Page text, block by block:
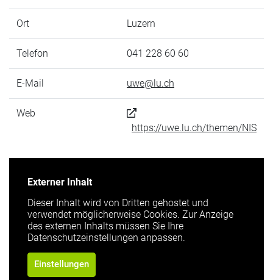
Ort Luzern
Telefon 041 228 60 60
E-Mail uwe@lu.ch
Web
https://uwe.lu.ch/themen/NIS
Externer Inhalt
Dieser Inhalt wird von Dritten gehostet und
verwendet möglicherweise Cookies. Zur Anzeige
des externen Inhalts müssen Sie Ihre
Datenschutzeinstellungen anpassen.
Einstellungen